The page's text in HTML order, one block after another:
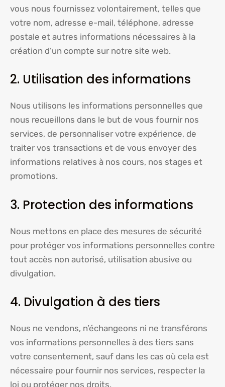
vous nous fournissez volontairement, telles que
votre nom, adresse e-mail, téléphone, adresse
postale et autres informations nécessaires à la
création d’un compte sur notre site web.
2. Utilisation des informations
Nous utilisons les informations personnelles que
nous recueillons dans le but de vous fournir nos
services, de personnaliser votre expérience, de
traiter vos transactions et de vous envoyer des
informations relatives à nos cours, nos stages et
promotions.
3. Protection des informations
Nous mettons en place des mesures de sécurité
pour protéger vos informations personnelles contre
tout accès non autorisé, utilisation abusive ou
divulgation.
4. Divulgation à des tiers
Nous ne vendons, n’échangeons ni ne transférons
vos informations personnelles à des tiers sans
votre consentement, sauf dans les cas où cela est
nécessaire pour fournir nos services, respecter la
loi ou protéger nos droits.